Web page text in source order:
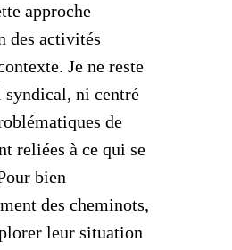
approche
des activités
Je ne reste
syndical, ni centré
de
reliées à ce qui se
bien
des cheminots,
leur situation